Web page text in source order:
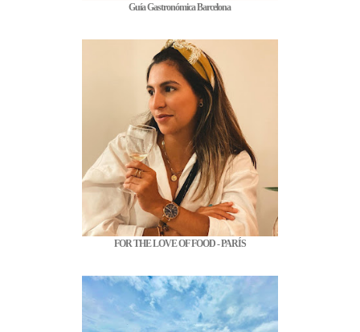
Guía Gastronómica Barcelona
FOR THE LOVE OF FOOD - PARÍS